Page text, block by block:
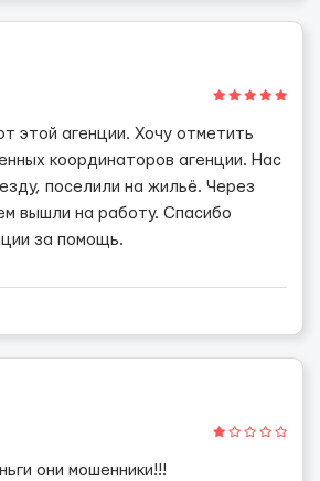
этой агенции. Хочу отметить
координаторов агенции. Нас
поселили на жильё. Через
вышли на работу. Спасибо
за помощь.
они мошенники!!!